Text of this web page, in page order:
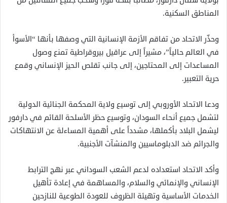
المناطق السكنية.
وحذّر الاتحاد من تفاقم الأزمة الإنسانية التي وصفها بأنها “الأسوأ
في العالم حالياً”، مشيراً إلى عراقيل بيروقراطية تمنع وصول
المساعدات إلى المحتاجين، إلى جانب تقلص الحيز الإنساني وقمع
حرية التعبير.
ودعا الاتحاد الأوروبي إلى توسيع ولاية المحكمة الجنائية الدولية
لتشمل جميع أنحاء السودان، وتوسيع حظر الأسلحة القائم في دارفور
ليشمل البلاد بأكملها، مشدداً على أهمية المساءلة عن الانتهاكات
والجرائم ضد الدبلوماسيين والمنشآت الأجنبية.
وأكد الاتحاد استعداده لدعم الشعب السوداني عبر نهج الترابط
الإنساني والإنمائي والسلام، والمساهمة في إعادة تأهيل
الخدمات الأساسية وتهيئة الظروف للعودة الطوعية للنازحين